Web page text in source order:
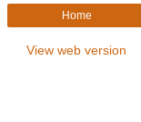
Home
View web version